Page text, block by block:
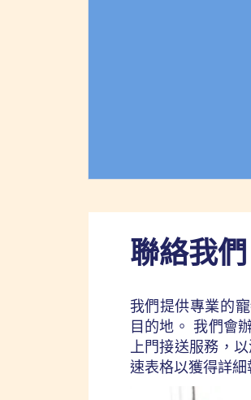
聯絡我們
我們提供專業的
目的地。 我們會
上門接送服務，
速表格以獲得詳細